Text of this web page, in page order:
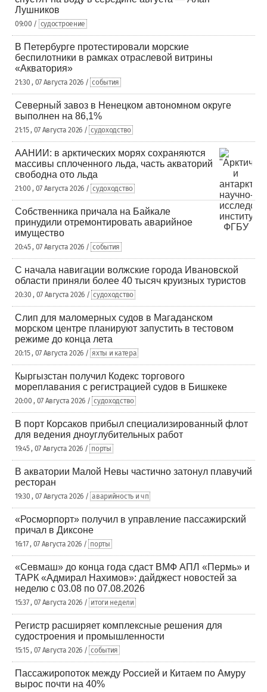
Лушников
09:00 / судостроение
В Петербурге протестировали морские
беспилотники в рамках отраслевой витрины
«Акватория»
21:30 , 07 Августа 2026 / события
Северный завоз в Ненецком автономном округе
выполнен на 86,1%
21:15 , 07 Августа 2026 / судоходство
ААНИИ: в арктических морях сохраняются
массивы сплоченного льда, часть акваторий
свободна ото льда
21:00 , 07 Августа 2026 / судоходство
Собственника причала на Байкале
принудили отремонтировать аварийное
имущество
20:45 , 07 Августа 2026 / события
С начала навигации волжские города Ивановской
области приняли более 40 тысяч круизных туристов
20:30 , 07 Августа 2026 / судоходство
Слип для маломерных судов в Магаданском
морском центре планируют запустить в тестовом
режиме до конца лета
20:15 , 07 Августа 2026 / яхты и катера
Кыргызстан получил Кодекс торгового
мореплавания с регистрацией судов в Бишкеке
20:00 , 07 Августа 2026 / судоходство
В порт Корсаков прибыл специализированный флот
для ведения дноуглубительных работ
19:45 , 07 Августа 2026 / порты
В акватории Малой Невы частично затонул плавучий
ресторан
19:30 , 07 Августа 2026 / аварийность и чп
«Росморпорт» получил в управление пассажирский
причал в Диксоне
16:17 , 07 Августа 2026 / порты
«Севмаш» до конца года сдаст ВМФ АПЛ «Пермь» и
ТАРК «Адмирал Нахимов»: дайджест новостей за
неделю с 03.08 по 07.08.2026
15:37 , 07 Августа 2026 / итоги недели
Регистр расширяет комплексные решения для
судостроения и промышленности
15:15 , 07 Августа 2026 / события
Пассажиропоток между Россией и Китаем по Амуру
вырос почти на 40%